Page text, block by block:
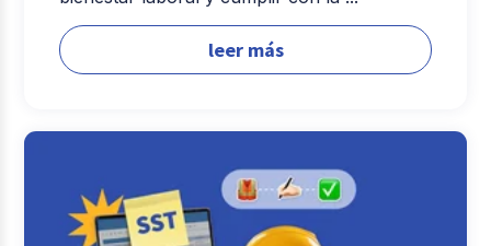
leer más